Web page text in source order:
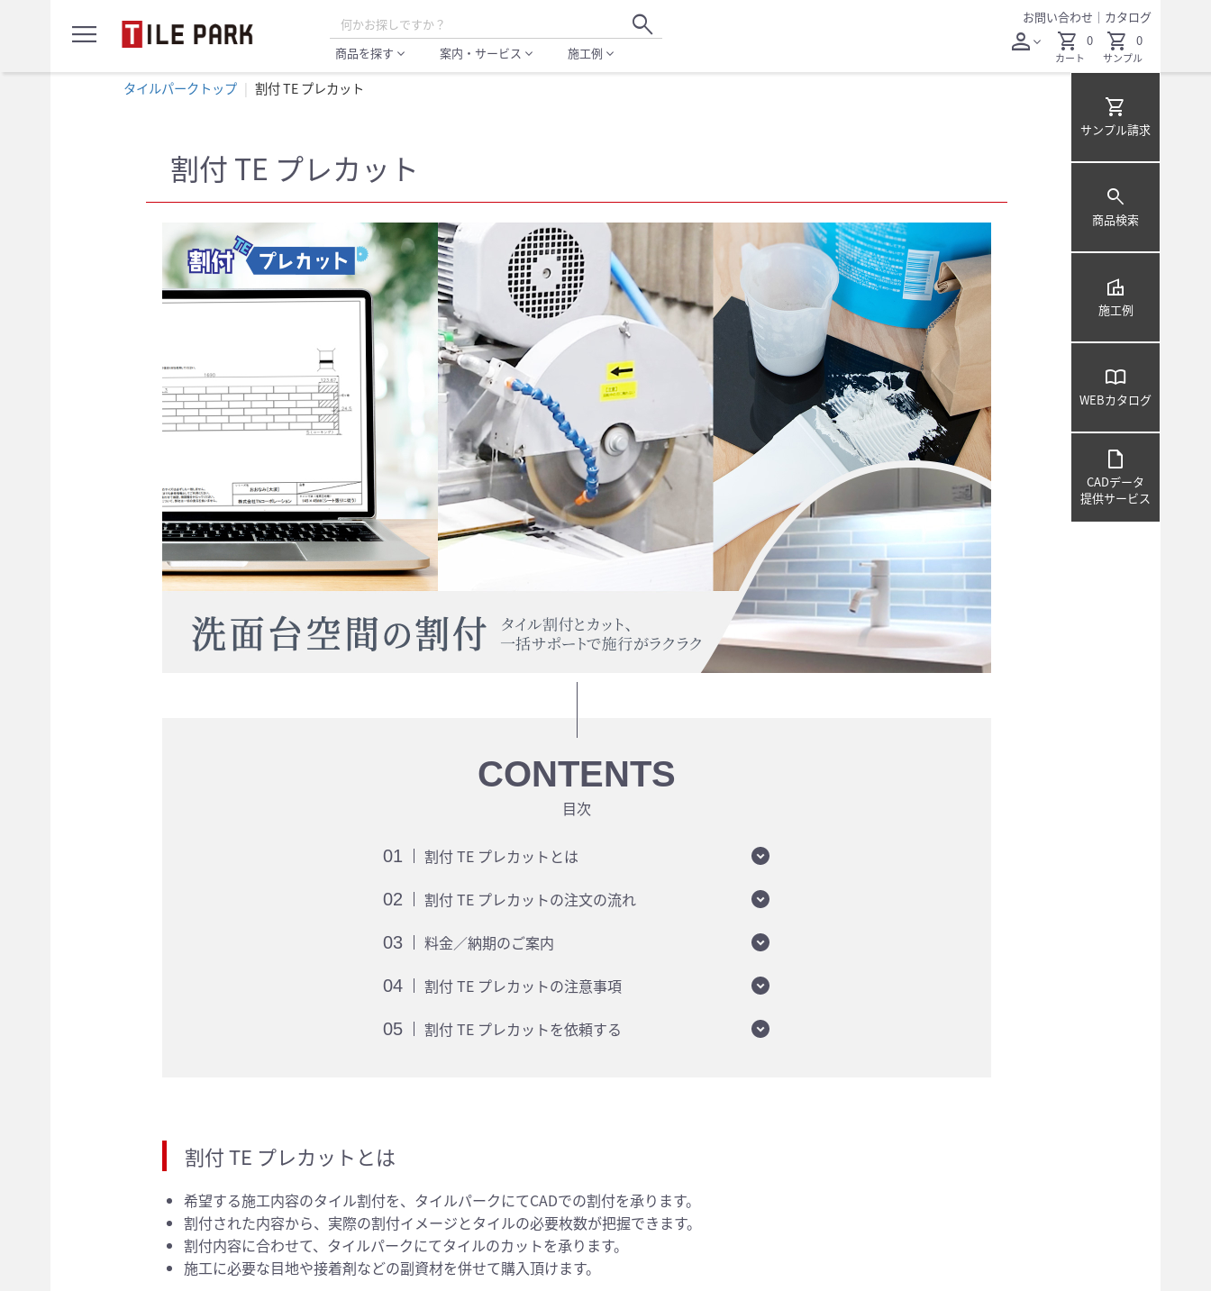
menu search
商品を探す expand_more 案内・サービス expand_more 施工例 expand_more
お問い合わせ ｜ カタログ
personexpand_more shopping_cart
カート
0 shopping_cart
サンプル
0
ン
プ
カ
shopping_cart
サンプル請求
search
商品検索
villa
施工例
import_contacts
WEBカタログ
draft
CADデータ
提供サービス
タイルパークトップ 割付 TE プレカット
割付 TE プレカット
CONTENTS
目次
01 割付 TE プレカットとは
02 割付 TE プレカットの注文の流れ
03 料金／納期のご案内
04 割付 TE プレカットの注意事項
05 割付 TE プレカットを依頼する
割付 TE プレカットとは
希望する施工内容のタイル割付を、タイルパークにてCADでの割付を承ります。
割付された内容から、実際の割付イメージとタイルの必要枚数が把握できます。
割付内容に合わせて、タイルパークにてタイルのカットを承ります。
施工に必要な目地や接着剤などの副資材を併せて購入頂けます。